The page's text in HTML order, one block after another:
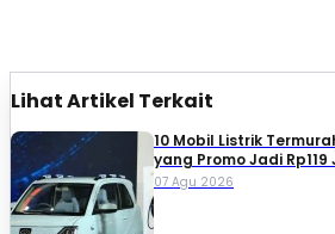
Lihat Artikel Terkait
10 Mobil Listrik
yang Promo Jadi
07 Agu 2026